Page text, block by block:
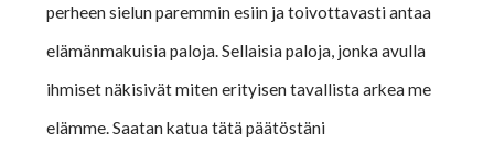
perheen sielun paremmin esiin ja toivottavasti antaa
elämänmakuisia paloja. Sellaisia paloja, jonka avulla
ihmiset näkisivät miten erityisen tavallista arkea me
elämme. Saatan katua tätä päätöstäni